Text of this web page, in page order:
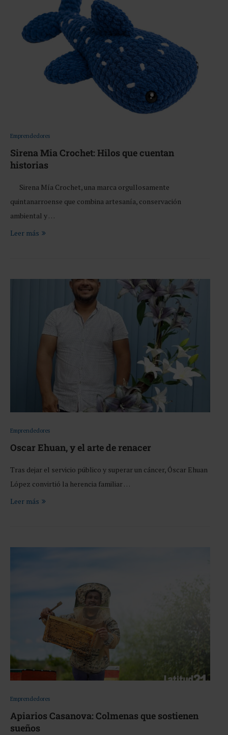
Emprendedores
Sirena Mia Crochet: Hilos que cuentan
historias
Sirena Mía Crochet, una marca orgullosamente
quintanarroense que combina artesanía, conservación
ambiental y …
Leer más
Emprendedores
Oscar Ehuan, y el arte de renacer
Tras dejar el servicio público y superar un cáncer, Óscar Ehuan
López convirtió la herencia familiar …
Leer más
Emprendedores
Apiarios Casanova: Colmenas que sostienen
sueños